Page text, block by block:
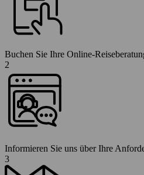
Buchen Sie Ihre Online-
2
Informieren Sie uns über Ihre
3